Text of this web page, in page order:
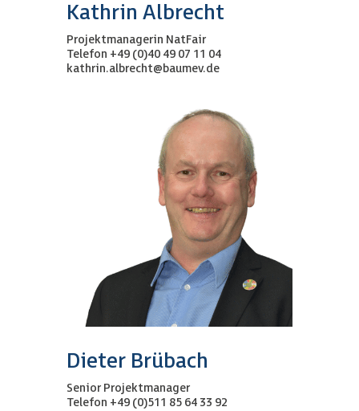
Kathrin Albrecht
Projektmanagerin NatFair
Telefon +49 (0)40 49 07 11 04
kathrin.albrecht@baumev.de
Dieter Brübach
Senior Projektmanager
Telefon +49 (0)511 85 64 33 92